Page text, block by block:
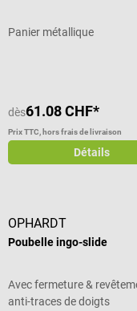
Panier métallique
dès61.08 CHF*
Prix TTC, hors frais de livraison
Détails
OPHARDT
Poubelle ingo-slide
Avec fermeture &
anti-traces de doigts